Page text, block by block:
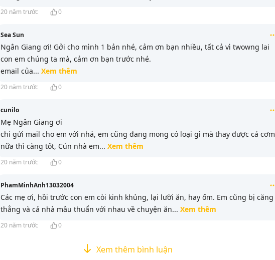
20 năm trước 0
Sea Sun
Ngân Giang ơi! Gởi cho mình 1 bản nhé, cảm ơn bạn nhiều, tất cả vì twowng lai
con em chúng ta mà, cảm ơn bạn trước nhé.
email của... Xem thêm
20 năm trước 0
cunilo
Mẹ Ngân Giang ơi
chi gửi mail cho em với nhá, em cũng đang mong có loại gì mà thay được cả cơm
nữa thì càng tốt, Cún nhà em... Xem thêm
20 năm trước 0
PhamMinhAnh13032004
Các mẹ ơi, hồi trước con em còi kinh khủng, lại lười ăn, hay ốm. Em cũng bị căng
thẳng và cả nhà mâu thuẩn với nhau về chuyện ăn... Xem thêm
20 năm trước 0
Xem thêm bình luận